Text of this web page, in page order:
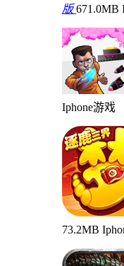
版 671.0MB
Iphone游戏
73.2MB